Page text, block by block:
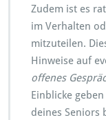
Zudem ist es
im Verhalten
mitzuteilen.
Hinweise auf
offenes
Einblicke
deines Seniors